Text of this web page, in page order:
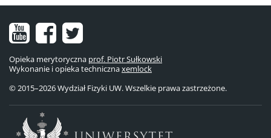
Nasz
kanał
na
YouTube
Nasz
fanpage
na
Facebooku
Nasze
konto
na
Twitterze
Opieka merytoryczna prof. Piotr Sułkowski
Wykonanie i opieka technicznaxemlock
© 2015–2026 Wydział Fizyki UW. Wszelkie prawa zastrzeżone.